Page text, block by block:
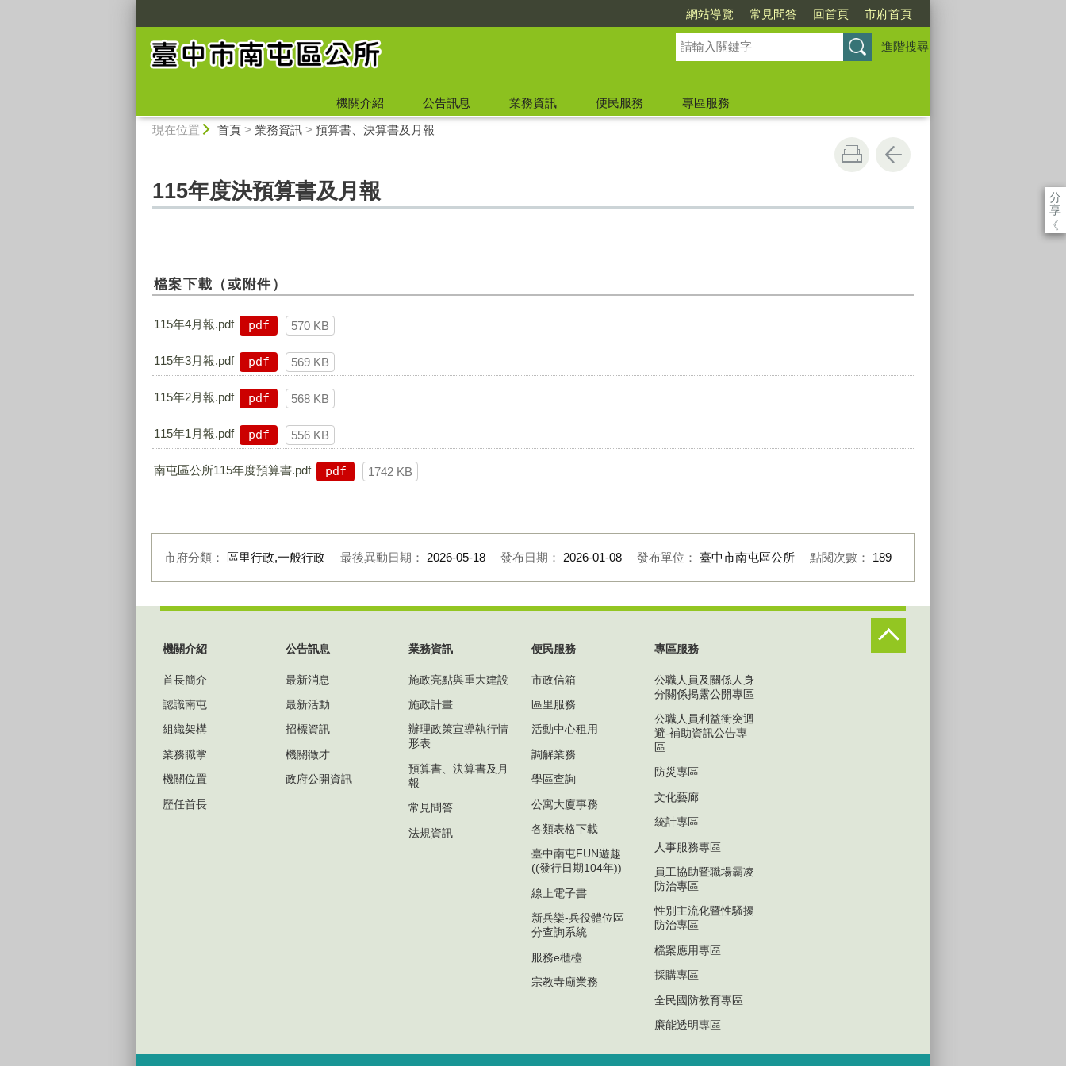
網站導覽 常見問答 回首頁 市府首頁
進階搜尋
機關介紹 公告訊息 業務資訊 便民服務
專區服務
現在位置 首頁> 業務資訊> 預算書、決算書及月報
分
享
《
115年度決預算書及月報
檔案下載（或附件）
115年4月報.pdf pdf 570 KB
115年3月報.pdf pdf 569 KB
115年2月報.pdf pdf 568 KB
115年1月報.pdf pdf 556 KB
南屯區公所115年度預算書.pdf pdf 1742 KB
市府分類： 區里行政,一般行政 最後異動日期： 2026-05-18 發布日期： 2026-01-08 發布單位： 臺中市南屯區公所 點閱次數： 189
機關介紹
首長簡介
認識南屯
組織架構
業務職掌
機關位置
歷任首長
公告訊息
最新消息
最新活動
招標資訊
機關徵才
政府公開資訊
業務資訊
施政亮點與重大建設
施政計畫
辦理政策宣導執行情
形表
預算書、決算書及月
報
常見問答
法規資訊
便民服務
市政信箱
區里服務
活動中心租用
調解業務
學區查詢
公寓大廈事務
各類表格下載
臺中南屯FUN遊趣
((發行日期104年))
線上電子書
新兵樂-兵役體位區
分查詢系統
服務e櫃檯
宗教寺廟業務
專區服務
公職人員及關係人身
分關係揭露公開專區
公職人員利益衝突迴
避-補助資訊公告專
區
防災專區
文化藝廊
統計專區
人事服務專區
員工協助暨職場霸凌
防治專區
性別主流化暨性騷擾
防治專區
檔案應用專區
採購專區
全民國防教育專區
廉能透明專區